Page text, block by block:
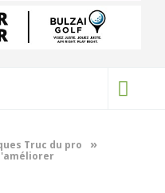
Truc du pro »